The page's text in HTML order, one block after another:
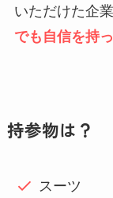
いただけた企
でも自信を持
持参物は？
スーツ